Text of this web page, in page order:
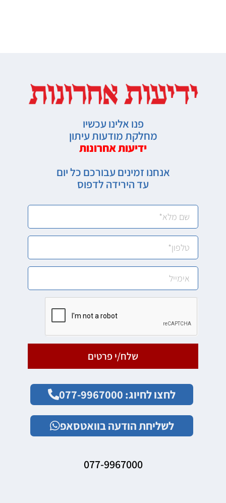
פנו אלינו עכשיו
מחלקת מודעות עיתון
ידיעות אחרונות
אנחנו זמינים עבורכם כל יום
עד הירידה לדפוס
שלח/י פרטים
לחצו לחיוג: 077-9967000
לשליחת הודעה בוואטסאפ
077-9967000